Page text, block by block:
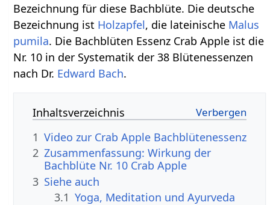
Bezeichnung für diese Bachblüte. Die deutsche
Bezeichnung ist Holzapfel, die lateinische Malus
pumila. Die Bachblüten Essenz Crab Apple ist die
Nr. 10 in der Systematik der 38 Blütenessenzen
nach Dr. Edward Bach.
Inhaltsverzeichnis
1 Video zur Crab Apple Bachblütenessenz
2 Zusammenfassung: Wirkung der
Bachblüte Nr. 10 Crab Apple
3 Siehe auch
3.1 Yoga, Meditation und Ayurveda